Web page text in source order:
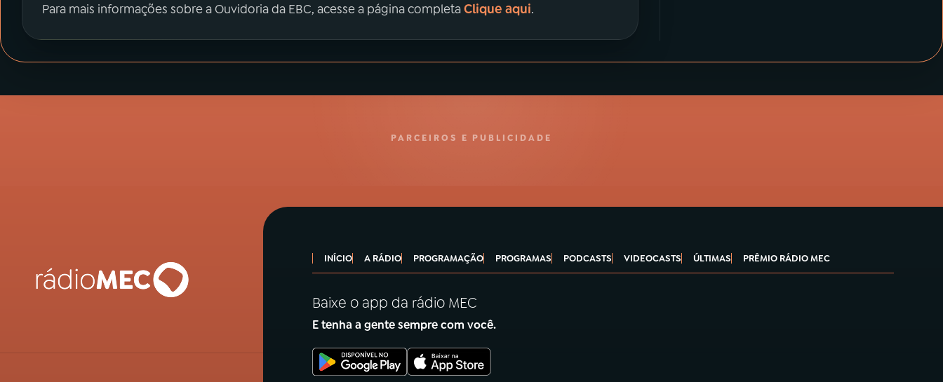
Para mais informações sobre a Ouvidoria da EBC, acesse a página completaClique aqui.
PARCEIROS E PUBLICIDADE
INÍCIO A RÁDIO PROGRAMAÇÃO PROGRAMAS PODCASTS VIDEOCASTS ÚLTIMAS PRÊMIO RÁDIO MEC
Baixe o app da rádio MEC
E tenha a gente sempre com você.